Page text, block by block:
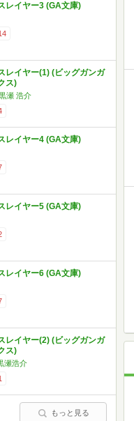
レイヤー3 (GA文庫)
レイヤー(1) (ビッグガンガ
ス)
瀬 浩介
レイヤー4 (GA文庫)
レイヤー5 (GA文庫)
レイヤー6 (GA文庫)
レイヤー(2) (ビッグガンガ
ス)
瀬浩介
もっと見る